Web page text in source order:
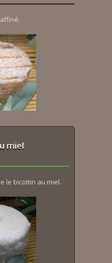
miel
le bicottin au miel.